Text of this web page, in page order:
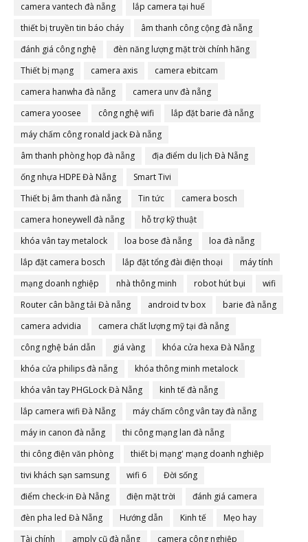
camera vantech đà nẵng
lắp camera tại huế
thiết bị truyền tin báo cháy
âm thanh công cộng đà nẵng
đánh giá công nghệ
đèn năng lượng mặt trời chính hãng
Thiết bị mạng
camera axis
camera ebitcam
camera hanwha đà nẵng
camera unv đà nẵng
camera yoosee
công nghệ wifi
lắp đặt barie đà nẵng
máy chấm công ronald jack Đà nẵng
âm thanh phòng họp đà nẵng
địa điểm du lịch Đà Nẵng
ống nhựa HDPE Đà Nẵng
Smart Tivi
Thiết bị âm thanh đà nẵng
Tin tức
camera bosch
camera honeywell đà nẵng
hỗ trợ kỹ thuật
khóa vân tay metalock
loa bose đà nẵng
loa đà nẵng
lắp đặt camera bosch
lắp đặt tổng đài điện thoại
máy tính
mạng doanh nghiệp
nhà thông minh robot hút bụi
wifi
Router cân bằng tải Đà nẵng
android tv box
barie đà nẵng
camera advidia
camera chất lượng mỹ tại đà nẵng
công nghệ bán dẫn
giá vàng
khóa cửa hexa Đà Nẵng
khóa cửa philips đà nẵng
khóa thông minh metalock
khóa vân tay PHGLock Đà Nẵng
kinh tế đà nẵng
lắp camera wifi Đà Nẵng
máy chấm công vân tay đà nẵng
máy in canon đà nẵng
thi công mạng lan đà nẵng
thi công điện văn phòng
thiết bị mạng' mạng doanh nghiệp
tivi khách sạn samsung
wifi 6
Đời sống
điểm check-in Đà Nẵng
điện mặt trời
đánh giá camera
đèn pha led Đà Nẵng
Hướng dẫn Kinh tế
Mẹo hay
Tài chính
amply cũ đà nẵng
camera công nghiệp